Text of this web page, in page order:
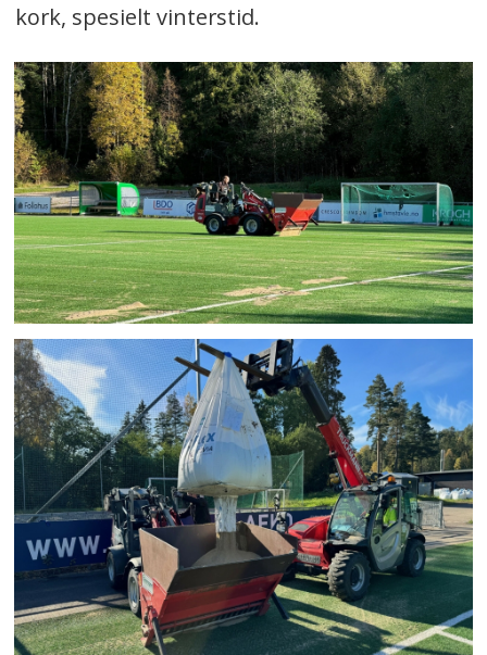
kork, spesielt vinterstid.